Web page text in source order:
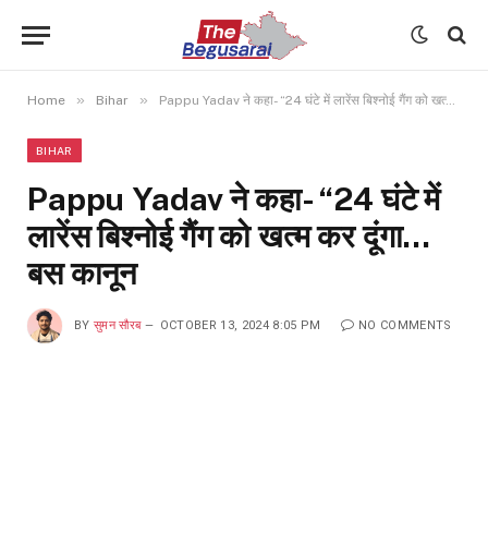
Home » Bihar » Pappu Yadav ने कहा- “24 घंटे में लारेंस बिश्नोई गैंग को खत्म कर दूंगा…बस कानून
BIHAR
Pappu Yadav ने कहा- “24 घंटे में
लारेंस बिश्नोई गैंग को खत्म कर दूंगा…
बस कानून
BY सुमन सौरब OCTOBER 13, 2024 8:05 PM NO COMMENTS